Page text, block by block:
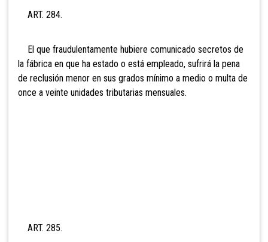
ART. 284.
El que fraudulentamente hubiere comunicado secretos de
la fábrica en que ha estado o está empleado, sufrirá la pena
de reclusión menor en sus grados mínimo a medio o multa de
once a veinte unidades tributarias mensuales.
ART. 285.